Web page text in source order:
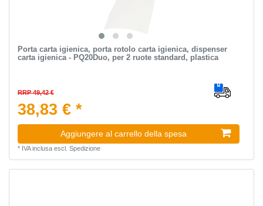
Porta carta igienica, porta rotolo carta igienica, dispenser
carta igienica - PQ20Duo, per 2 ruote standard, plastica
RRP 49,42 €
38,83 € *
Aggiungere al carrello della spesa
* IVA inclusaescl. Spedizione